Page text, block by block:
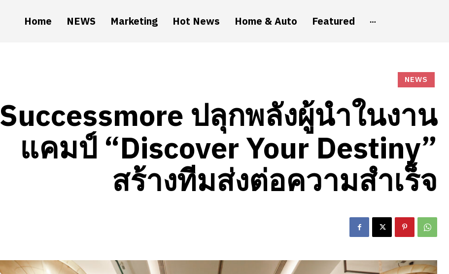
Home NEWS Marketing Hot News Home & Auto Featured
NEWS
Successmore ปลุกพลังผู้นำในงาน
แคมป์ “Discover Your Destiny”
สร้างทีมส่งต่อความสำเร็จ